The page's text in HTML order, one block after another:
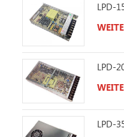
LPD-
LPD-
LPD-